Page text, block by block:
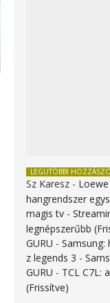
LEGUTÓBBI
Sz Karesz -
hangrendszer
magis tv -
legnépszerűbb
GURU -Samsung:
z legends 3 -
GURU - TCL C7L:
(Frissítve)